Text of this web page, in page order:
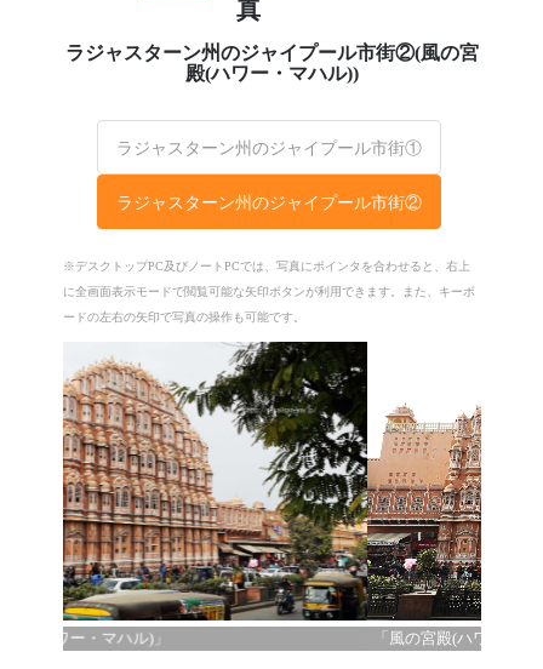
真
ラジャスターン州のジャイプール市街②(風の宮
殿(ハワー・マハル))
ラジャスターン州のジャイプール市街①
ラジャスターン州のジャイプール市街②
※デスクトップPC及びノートPCでは、写真にポインタを合わせると、右上
に全画面表示モードで閲覧可能な矢印ボタンが利用できます。また、キーボ
ードの左右の矢印で写真の操作も可能です。
「風の宮殿(ハワー・マハル)」